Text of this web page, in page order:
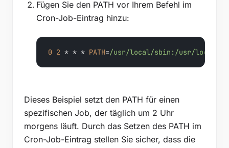
Fügen Sie den PATH vor Ihrem Befehl im
Cron-Job-Eintrag hinzu:
0 2 * * * PATH=/usr/local/sbin:/usr/local/
Dieses Beispiel setzt den PATH für einen
spezifischen Job, der täglich um 2 Uhr
morgens läuft. Durch das Setzen des PATH im
Cron-Job-Eintrag stellen Sie sicher, dass die